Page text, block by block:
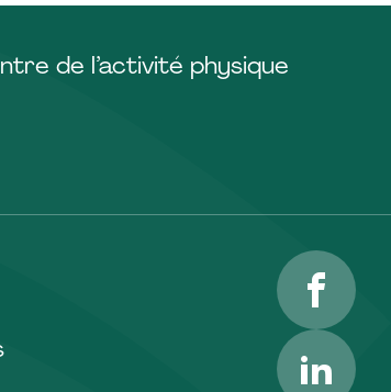
de l’activité physique